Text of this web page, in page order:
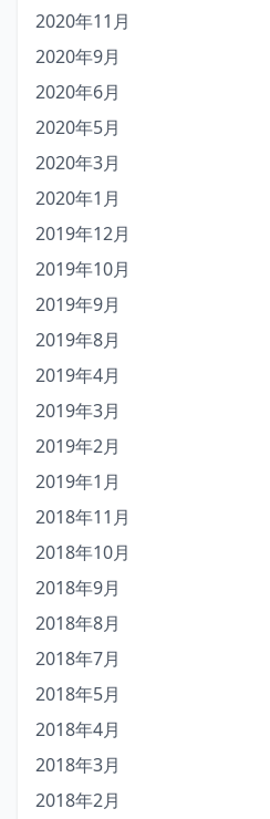
2020年11月
2020年9月
2020年6月
2020年5月
2020年3月
2020年1月
2019年12月
2019年10月
2019年9月
2019年8月
2019年4月
2019年3月
2019年2月
2019年1月
2018年11月
2018年10月
2018年9月
2018年8月
2018年7月
2018年5月
2018年4月
2018年3月
2018年2月